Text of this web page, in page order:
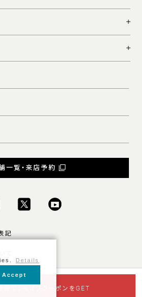
録で5％オフクーポンをGET
一覧・来店予約
記
Details
Accept